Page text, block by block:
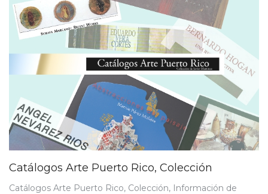
Catálogos Arte Puerto Rico, Colección
Catálogos Arte Puerto Rico, Colección, Información de